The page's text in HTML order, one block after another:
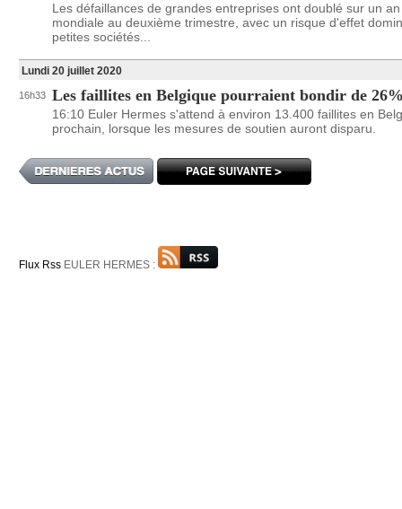
Les défaillances de grandes entreprises ont doublé sur un
mondiale au deuxième trimestre, avec un risque d'effet
petites sociétés...
Lundi 20 juillet 2020
16h33 Les faillites en Belgique pourraient bondir de
16:10 Euler Hermes s'attend à environ 13.400 faillites en
prochain, lorsque les mesures de soutien auront disparu.
Flux Rss EULER HERMES :